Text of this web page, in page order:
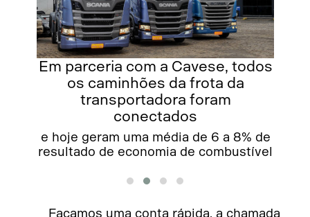
Em parceria com a Cavese, todos
os caminhões da frota da
transportadora foram
conectados
e hoje geram uma média de 6 a 8% de
resultado de economia de combustível
Façamos uma conta rápida, a chamada